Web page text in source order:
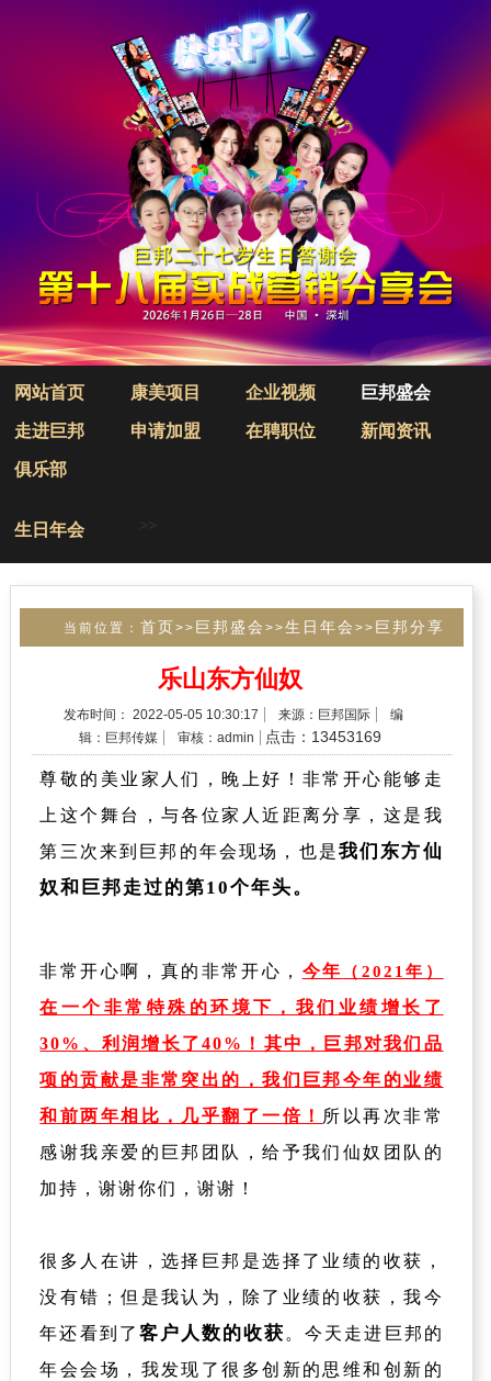
网站首页 康美项目 企业视频 巨邦盛会
走进巨邦 申请加盟 在聘职位 新闻资讯
俱乐部
生日年会
当前位置：首页>> 巨邦盛会>>生日年会>> 巨邦分享
第十四届成功分享会
乐山东方仙奴
发布时间： 2022-05-05 10:30:17 来源：巨邦国际
编
辑：巨邦传媒
审核：admin 点击：13453169
尊敬的美业家人们，晚上好！非常开心能够走
上这个舞台，与各位家人近距离分享，这是我
第三次来到巨邦的年会现场 ， 也是我们东方仙
奴和巨邦走过的第10个年头。
非常开心啊，真的非常开心， 今年 （2021年）
在一个非常特殊的环境下，我们业绩增长了
30%、利润增长了40%！其中，巨邦对我们品
项的贡献是非常突出的，我们巨邦今年的业绩
和前两年相比，几乎翻了一倍！ 所以再次非常
感谢我亲爱的巨邦团队，给予我们仙奴团队的
加持，谢谢你们，谢谢！
很多人在讲，选择巨邦是选择了业绩的收获，
没有错；但是我认为，除了业绩的收获，我今
年还看到了 客户人数的收获 。今天走进巨邦的
年会会场，我发现了很多创新的思维和创新的